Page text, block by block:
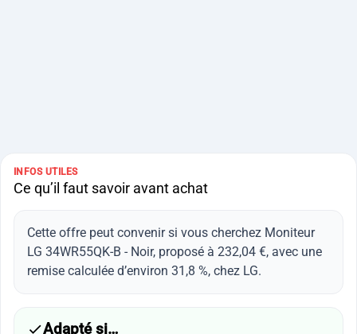
INFOS UTILES
Ce qu’il faut savoir avant achat
Cette offre peut convenir si vous cherchez Moniteur
LG 34WR55QK-B - Noir, proposé à 232,04 €, avec une
remise calculée d’environ 31,8 %, chez LG.
Adapté si…